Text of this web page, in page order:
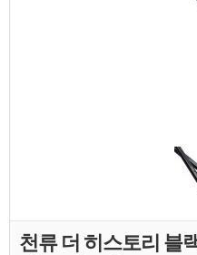
천류 더 히스토리 블